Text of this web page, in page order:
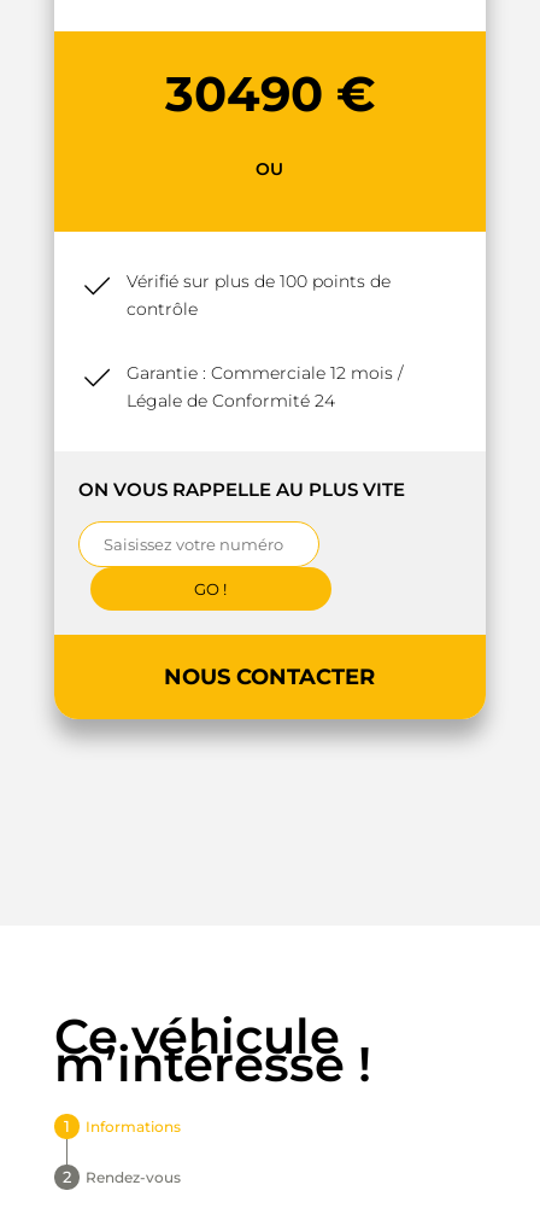
30490 €
OU
Vérifié sur plus de 100 points de
contrôle
Garantie : Commerciale 12 mois /
Légale de Conformité 24
ON VOUS RAPPELLE AU PLUS VITE
NOUS CONTACTER
Ce véhicule
m’intéresse !
Informations
Rendez-vous